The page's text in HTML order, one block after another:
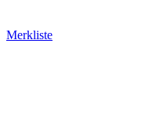
Merkliste